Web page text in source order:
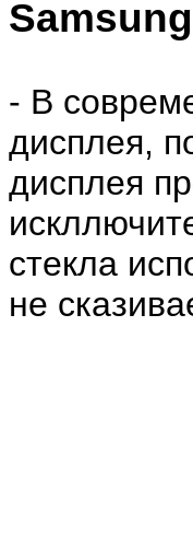
- В
дисплея,
дисплея
стекла
не